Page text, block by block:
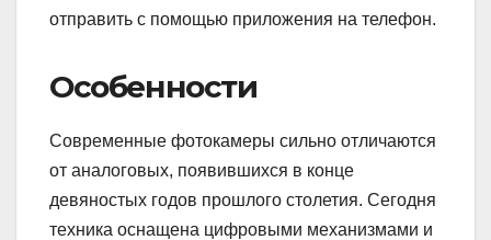
отправить с помощью приложения на телефон.
Особенности
Современные фотокамеры сильно отличаются
от аналоговых, появившихся в конце
девяностых годов прошлого столетия. Сегодня
техника оснащена цифровыми механизмами и